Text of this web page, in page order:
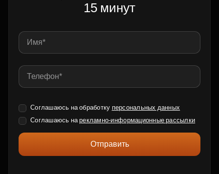
15 минут
Соглашаюсь на обработку персональных данных
Соглашаюсь нарекламно-информационные рассылки
Отправить